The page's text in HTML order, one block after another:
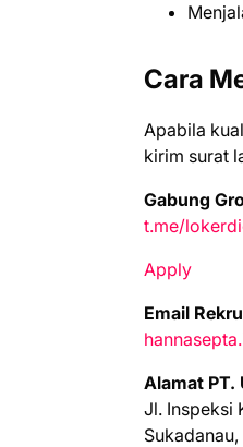
Cara
Aраbіlа
kіrіm
Gabung
t.me/
Apply
Email
Alamat
Jl. Inspeksi